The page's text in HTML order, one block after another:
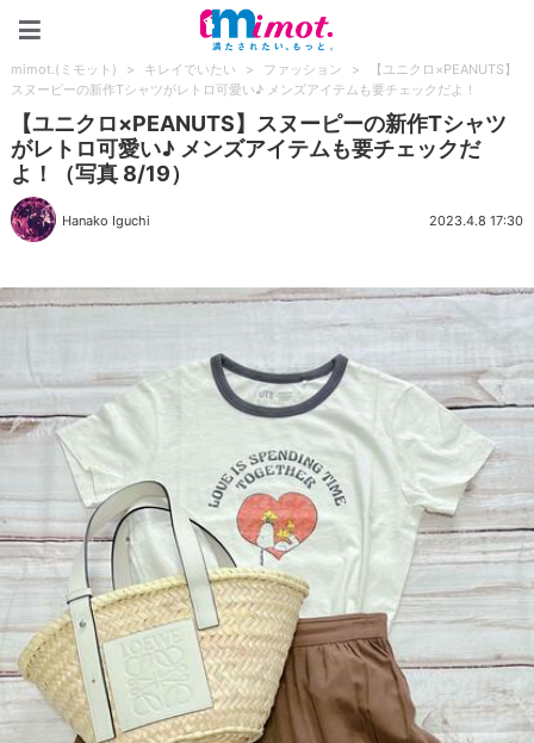
mimot.(ミモット) > キレイでいたい > ファッション >
【ユニクロ×PEANUTS】
スヌーピーの新作Tシャツがレトロ可愛い♪ メンズアイテムも要チェックだよ！
【ユニクロ×PEANUTS】スヌーピーの新作Tシャツ
がレトロ可愛い♪ メンズアイテムも要チェックだ
よ！（写真 8/19）
Hanako Iguchi 2023.4.8 17:30